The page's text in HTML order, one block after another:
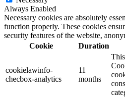
Always Enabled
Necessary cookies are absolutely
function properly. These cookies
security features of the website,
Cookie
Duration
cookielawinfo-
checbox-analytics
11
months